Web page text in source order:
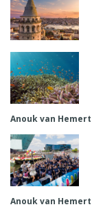
Anouk van Hemert
Anouk van Hemert